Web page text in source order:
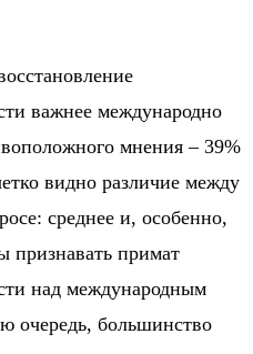
важнее международно
мнения – 39%
видно различие между
среднее и, особенно,
признавать примат
над международным
очередь, большинство